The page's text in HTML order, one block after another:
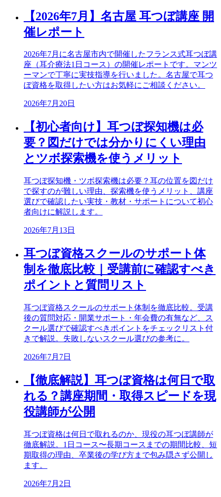
【2026年7月】名古屋 耳つぼ講座 開
催レポート
2026年7月に名古屋市内で開催したフランス式耳つぼ講
座（耳介療法1日コース）の開催レポートです。マンツ
ーマンで丁寧に実技指導を行いました。名古屋で耳つ
ぼ資格を取得したい方はお気軽にご相談ください。
2026年7月20日
【初心者向け】耳つぼ探知機は必
要？図だけでは分かりにくい理由
とツボ探索機を使うメリット
耳つぼ探知機・ツボ探索機は必要？耳の位置を図だけ
で探すのが難しい理由、探索機を使うメリット、講座
選びで確認したい実技・教材・サポートについて初心
者向けに解説します。
2026年7月13日
耳つぼ資格スクールのサポート体
制を徹底比較｜受講前に確認すべき
ポイントと質問リスト
耳つぼ資格スクールのサポート体制を徹底比較。受講
後の質問対応・開業サポート・年会費の有無など、ス
クール選びで確認すべきポイントをチェックリスト付
きで解説。失敗しないスクール選びの参考に。
2026年7月7日
【徹底解説】耳つぼ資格は何日で取
れる？講座期間・取得スピードを現
役講師が公開
耳つぼ資格は何日で取れるのか、現役の耳つぼ講師が
徹底解説。1日コース〜長期コースまでの期間比較、短
期取得の理由、卒業後の学び方まで包み隠さず公開し
ます。
2026年7月2日